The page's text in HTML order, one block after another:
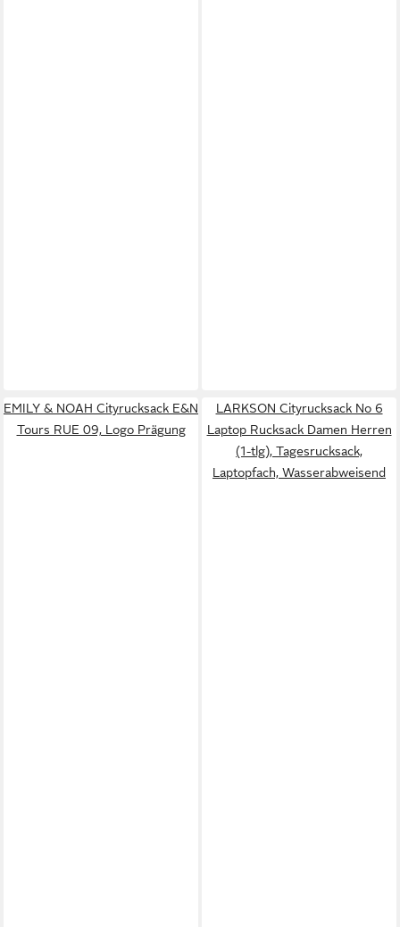
EMILY & NOAH Cityrucksack E&N
Tours RUE 09, Logo Prägung
LARKSON Cityrucksack No 6
Laptop Rucksack Damen Herren
(1-tlg), Tagesrucksack,
Laptopfach, Wasserabweisend